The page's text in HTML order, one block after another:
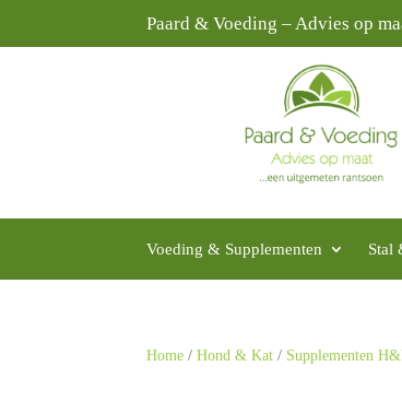
Paard & Voeding – Advies op
Voeding & Supplementen Stal
Home /Hond & Kat / Supplementen